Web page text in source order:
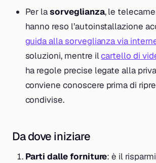
Per lasorveglianza, le
hanno reso l’autoinstallazione
guida alla sorveglianza via
soluzioni, mentre ilcartello di
ha regole precise legate alla
conviene conoscere prima di
condivise.
Da dove iniziare
Parti dalle forniture: è il